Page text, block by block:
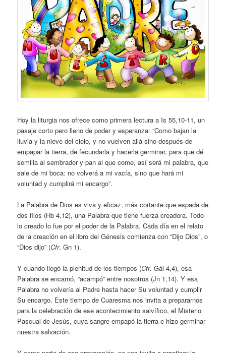
Hoy la liturgia nos ofrece como primera lectura a Is 55,10-11, un
pasaje corto pero lleno de poder y esperanza: “Como bajan la
lluvia y la nieve del cielo, y no vuelven allá sino después de
empapar la tierra, de fecundarla y hacerla germinar, para que dé
semilla al sembrador y pan al que come, así será mi palabra, que
sale de mi boca: no volverá a mi vacía, sino que hará mi
voluntad y cumplirá mi encargo”.
La Palabra de Dios es viva y eficaz, más cortante que espada de
dos filos (Hb 4,12), una Palabra que tiene fuerza creadora. Todo
lo creado lo fue por el poder de la Palabra. Cada día en el relato
de la creación en el libro del Génesis comienza con “Dijo Dios”, o
“Dios dijo” (Cfr. Gn 1).
Y cuando llegó la plenitud de los tiempos (Cfr. Gál 4,4), esa
Palabra se encarnó, “acampó” entre nosotros (Jn 1,14). Y esa
Palabra no volvería al Padre hasta hacer Su voluntad y cumplir
Su encargo. Este tiempo de Cuaresma nos invita a prepararnos
para la celebración de ese acontecimiento salvífico, el Misterio
Pascual de Jesús, cuya sangre empapó la tierra e hizo germinar
nuestra salvación.